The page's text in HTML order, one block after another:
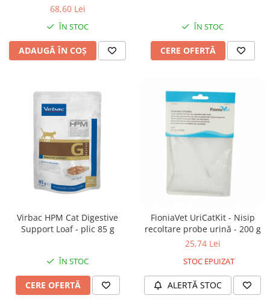
Periaj și Descâlcit Câini
Clești și Forfecuțe
Diverse
Accesorii Câini
Dispozitive pentru administrare
tratamente
Hamuri, Zgărzi și Lese
Covorașe absorbante
Clești și Forfecuțe
Accesorii Pisici
Dispozitive pentru administrare
Medalioane
Rucsace și Articole de Transport
Dispozitive Automate pentru
Tiroida și Hormoni
Tratamentul Rănilor
Vetoquinol
Virbac
Zoetis
68,60 Lei
ÎN STOC
ADAUGĂ ÎN COȘ
ÎN STOC
CERE OFERTĂ
Virbac HPM Cat Digestive
Support Loaf - plic 85 g
ÎN STOC
CERE OFERTĂ
FioniaVet UriCatKit - Nisip
recoltare probe urină - 200 g
25,74 Lei
STOC EPUIZAT
ALERTĂ STOC